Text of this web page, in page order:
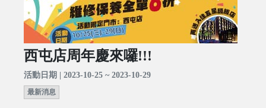
西屯店周年慶來囉!!!
活動日期 | 2023-10-25 ~ 2023-10-29
最新消息